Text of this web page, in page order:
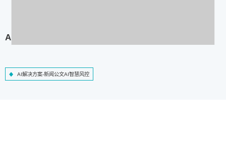
AI解决方案-新闻公文AI智慧风控
AI解决方案-新闻公文AI智慧风控